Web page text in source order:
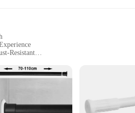
Resistant
and Contractors